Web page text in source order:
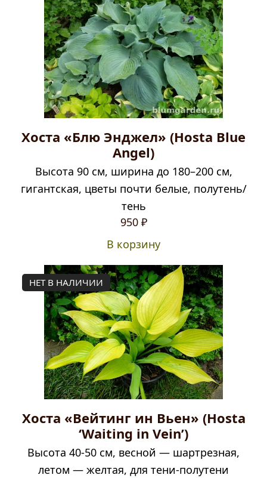
Хоста «Блю Энджел» (Hosta Blue
Angel)
Высота 90 см, ширина до 180–200 см,
гигантская, цветы почти белые, полутень/
тень
950 ₽
В корзину
НЕТ В НАЛИЧИИ
Хоста «Вейтинг ин Вьен» (Hosta
‘Waiting in Vein’)
Высота 40-50 см, весной — шартрезная,
летом — желтая, для тени-полутени